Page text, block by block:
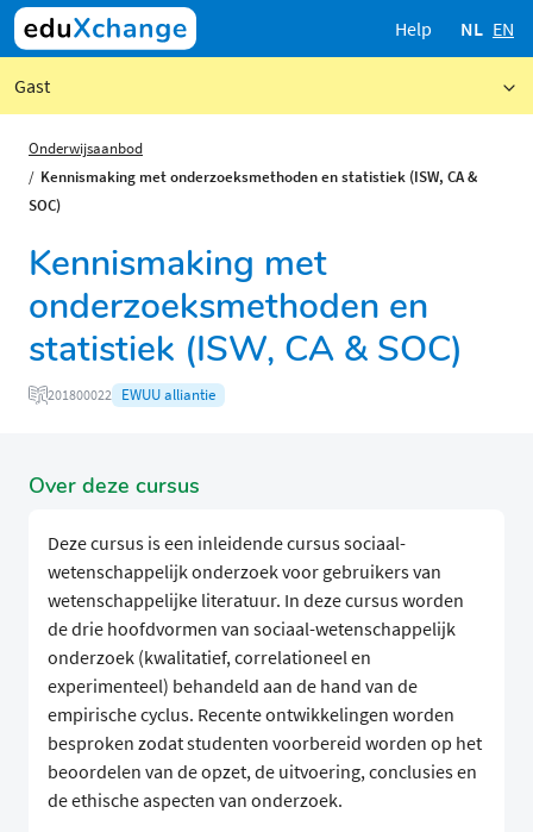
Help NL EN
Gast
Onderwijsaanbod
Kennismaking met onderzoeksmethoden en statistiek (ISW, CA &
SOC)
Kennismaking met
onderzoeksmethoden en
statistiek (ISW, CA & SOC)
201800022 EWUU alliantie
Over deze cursus
Deze cursus is een inleidende cursus sociaal-
wetenschappelijk onderzoek voor gebruikers van
wetenschappelijke literatuur. In deze cursus worden
de drie hoofdvormen van sociaal-wetenschappelijk
onderzoek (kwalitatief, correlationeel en
experimenteel) behandeld aan de hand van de
empirische cyclus. Recente ontwikkelingen worden
besproken zodat studenten voorbereid worden op het
beoordelen van de opzet, de uitvoering, conclusies en
de ethische aspecten van onderzoek.